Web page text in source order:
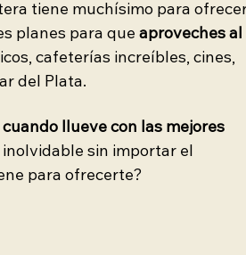
tiene muchísimo para
planes para que aproveches al
cafeterías increíbles, cines,
del Plata.
llueve con las mejores
inolvidable sin importar el
para ofrecerte?